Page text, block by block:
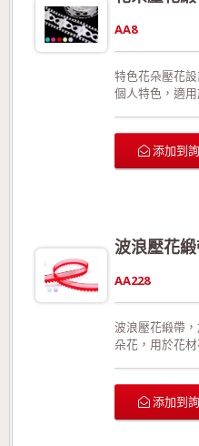
AA8
特色花朵壓花
個人特色，適
添加到
波浪壓花
AA228
波浪壓花緞帶
朵花，用於花
添加到